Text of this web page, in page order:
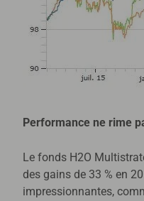
Performance ne rime
Le fonds H2O
des gains de 33 % en
impressionnantes,